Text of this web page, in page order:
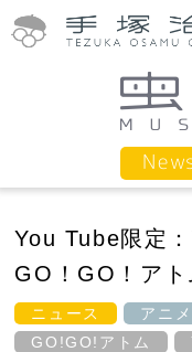
You Tube限定
GO！GO！アト
ニュース
アニメ
GO!GO!アトム